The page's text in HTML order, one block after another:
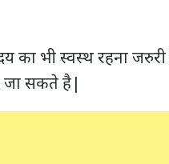
का भी स्वस्थ रहना
जा सकते है|